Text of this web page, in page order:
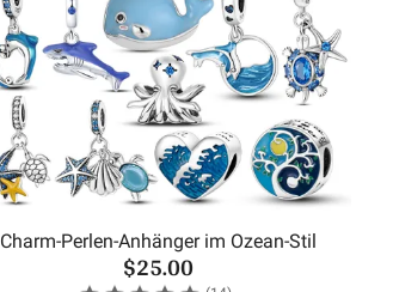
Charm-Perlen-Anhänger im Ozean-Stil
$25.00